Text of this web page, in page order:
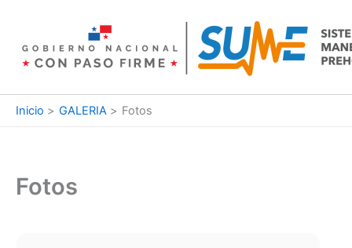
contenido
Inicio GALERIA Fotos
Fotos